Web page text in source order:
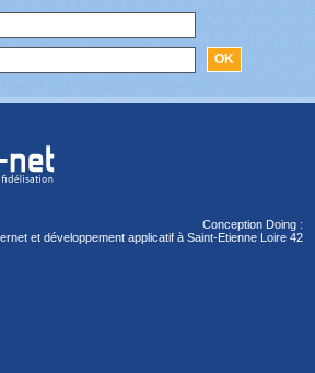
OK
Conception Doing :
et développement applicatif à Saint-Etienne Loire 42